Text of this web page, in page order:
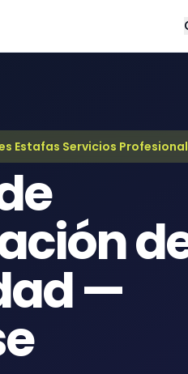
Guías
Estafas Servicios
—